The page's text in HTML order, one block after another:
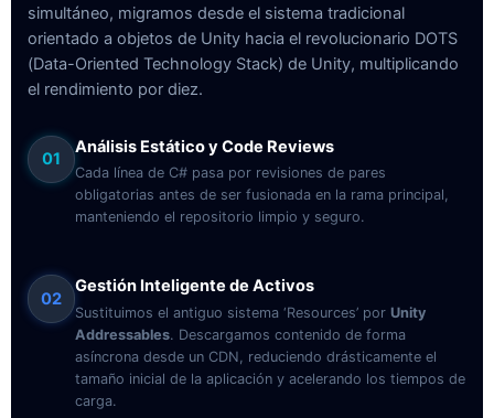
simultáneo, migramos desde el sistema tradicional
orientado a objetos de Unity hacia el revolucionario DOTS
(Data-Oriented Technology Stack) de Unity, multiplicando
el rendimiento por diez.
01
Análisis Estático y Code Reviews
Cada línea de C# pasa por revisiones de pares
obligatorias antes de ser fusionada en la rama principal,
manteniendo el repositorio limpio y seguro.
02
Gestión Inteligente de Activos
Sustituimos el antiguo sistema ‘Resources’ por Unity
Addressables. Descargamos contenido de forma
asíncrona desde un CDN, reduciendo drásticamente el
tamaño inicial de la aplicación y acelerando los tiempos de
carga.